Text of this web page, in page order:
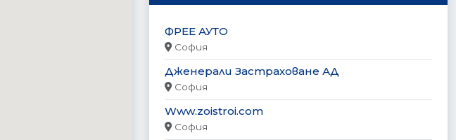
ФРЕЕ АУТО
София
Дженерали Застраховане АД
София
Www.zoistroi.com
София